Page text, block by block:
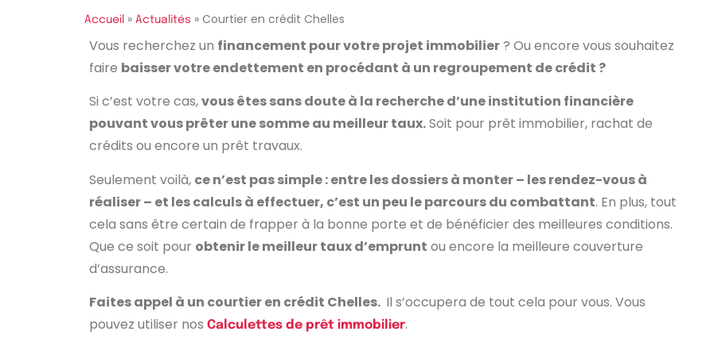
Accueil » Actualités » Courtier en crédit Chelles
Vous recherchez un financement pour votre projet immobilier? Ou encore vous souhaitez
faire baisser votre endettement en procédant à un regroupement de crédit ?
Si c’est votre cas,vous êtes sans doute à la recherche d’une institution financière
pouvant vous prêter une somme au meilleur taux.Soit pour prêt immobilier, rachat de
crédits ou encore un prêt travaux.
Seulement voilà, ce n’est pas simple : entre les dossiers à monter – les rendez-vous à
réaliser – et les calculs à effectuer, c’est un peu le parcours du combattant. En plus, tout
cela sans être certain de frapper à la bonne porte et de bénéficier des meilleures conditions.
Que ce soit pour obtenir le meilleur taux d’emprunt ou encore la meilleure couverture
d’assurance.
Faites appel à un courtier en crédit Chelles. Il s’occupera de tout cela pour vous. Vous
pouvez utiliser nos Calculettes de prêt immobilier.